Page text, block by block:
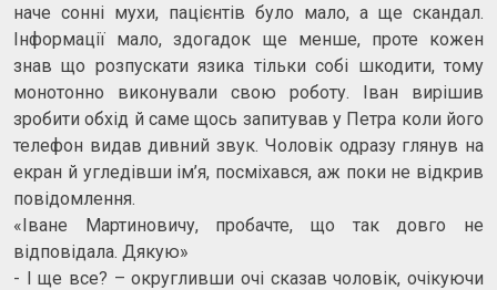
наче сонні мухи, пацієнтів було мало, а ще скандал.
Інформації мало, здогадок ще менше, проте кожен
знав що розпускати язика тільки собі шкодити, тому
монотонно виконували свою роботу. Іван вирішив
зробити обхід й саме щось запитував у Петра коли його
телефон видав дивний звук. Чоловік одразу глянув на
екран й угледівши ім’я, посміхався, аж поки не відкрив
повідомлення.
«Іване Мартиновичу, пробачте, що так довго не
відповідала. Дякую»
- І ще все? – округливши очі сказав чоловік, очікуючи